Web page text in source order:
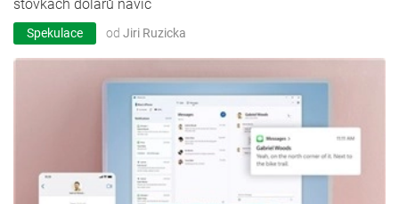
stovkách dolarů navíc
Spekulace od Jiri Ruzicka